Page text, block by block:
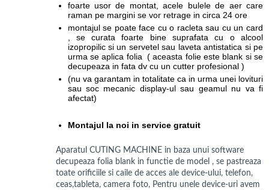
foarte usor de montat, acele bulele de aer care
raman pe margini se vor retrage in circa 24 ore
montajul se poate face cu o racleta sau cu un card
, se curata foarte bine suprafata cu o alcool
izopropilic si un servetel sau laveta antistatica si pe
urma se aplica folia ( aceasta folie este blank si se
decupeaza in fata dv cu un cutter profesional )
(nu va garantam in totalitate ca in urma unei lovituri
sau soc mecanic display-ul sau geamul nu va fi
afectat)
Montajul la noi in service gratuit
Aparatul CUTING MACHINE in baza unui software
decupeaza folia blank in functie de model , se pastreaza
toate orificiile si caile de acces ale device-ului, telefon,
ceas,tableta, camera foto, Pentru unele device-uri avem